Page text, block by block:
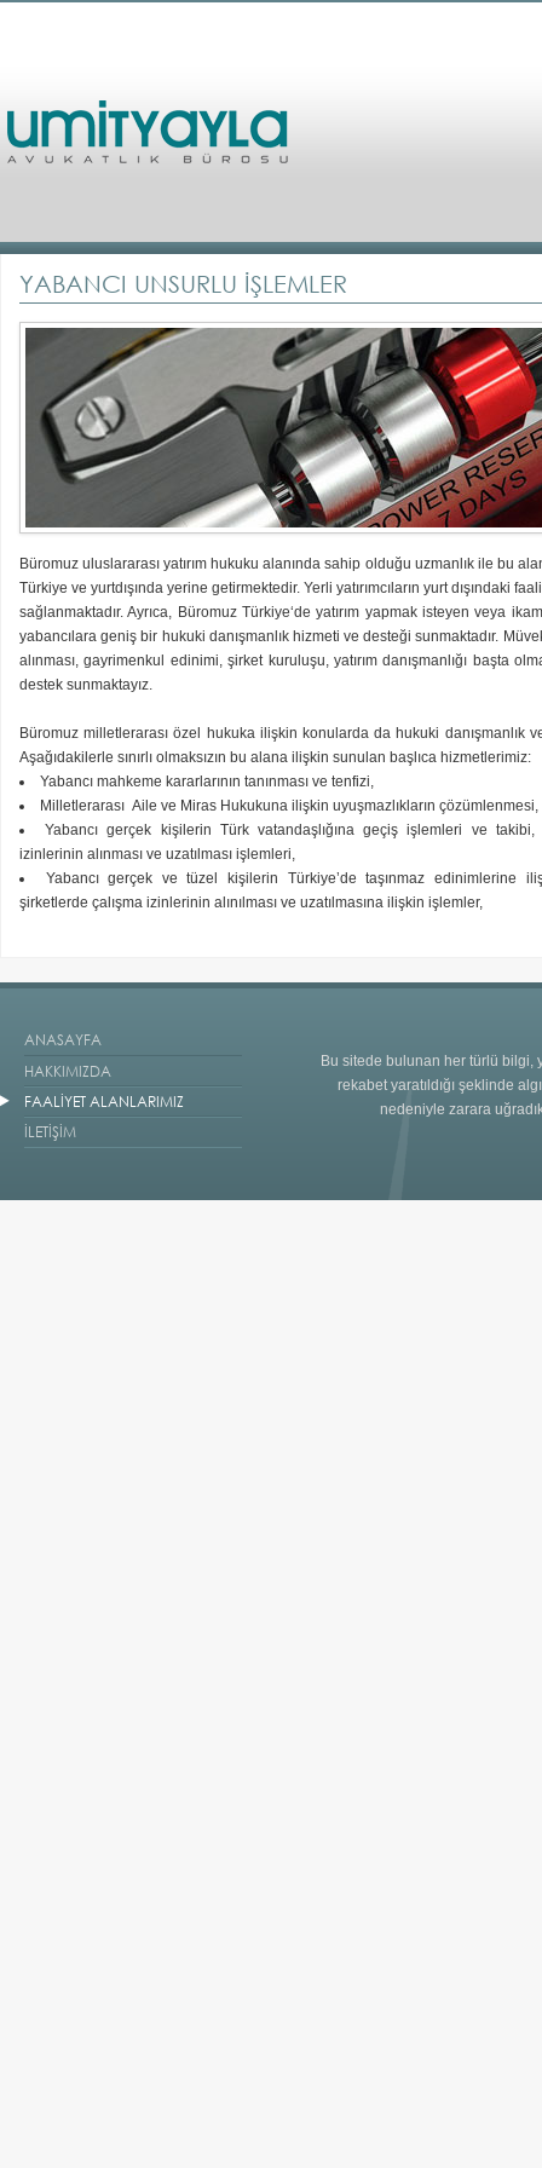
YABANCI UNSURLU İŞLEMLER
Büromuz uluslararası yatırım hukuku alanında sahip olduğu uzmanlık ile bu
Türkiye ve yurtdışında yerine getirmektedir. Yerli yatırımcıların yurt dışındaki
sağlanmaktadır. Ayrıca, Büromuz Türkiye‘de yatırım yapmak isteyen veya
yabancılara geniş bir hukuki danışmanlık hizmeti ve desteği sunmaktadır.
alınması, gayrimenkul edinimi, şirket kuruluşu, yatırım danışmanlığı başta
destek sunmaktayız.
Büromuz milletlerarası özel hukuka ilişkin konularda da hukuki danışmanlık
Aşağıdakilerle sınırlı olmaksızın bu alana ilişkin sunulan başlıca hizmetlerimiz:
Yabancı mahkeme kararlarının tanınması ve tenfizi,
Milletlerarası Aile ve Miras Hukukuna ilişkin uyuşmazlıkların çözümlenmesi,
Yabancı gerçek kişilerin Türk vatandaşlığına geçiş işlemleri ve takibi,
izinlerinin alınması ve uzatılması işlemleri,
Yabancı gerçek ve tüzel kişilerin Türkiye’de taşınmaz edinimlerine
şirketlerde çalışma izinlerinin alınılması ve uzatılmasına ilişkin işlemler,
ANASAYFA
HAKKIMIZDA
FAALİYET ALANLARIMIZ
İLETİŞİM
Bu sitede bulunan her türlü bilgi,
rekabet yaratıldığı şeklinde
nedeniyle zarara